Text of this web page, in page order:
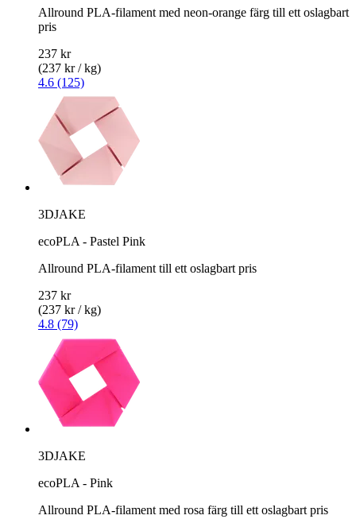
Allround PLA-filament med neon-orange färg till ett oslagbart
pris
237 kr
(237 kr / kg)
4.6 (125)
3DJAKE
ecoPLA - Pastel Pink
Allround PLA-filament till ett oslagbart pris
237 kr
(237 kr / kg)
4.8 (79)
3DJAKE
ecoPLA - Pink
Allround PLA-filament med rosa färg till ett oslagbart pris